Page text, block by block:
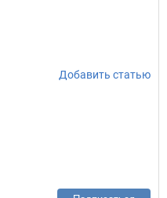
Добавить статью